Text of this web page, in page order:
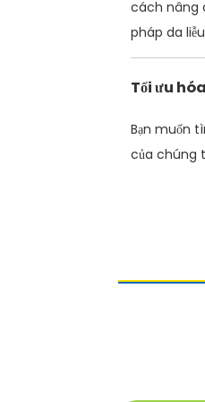
cách nâng
pháp da
Tối ưu
Bạn muốn
của chúng